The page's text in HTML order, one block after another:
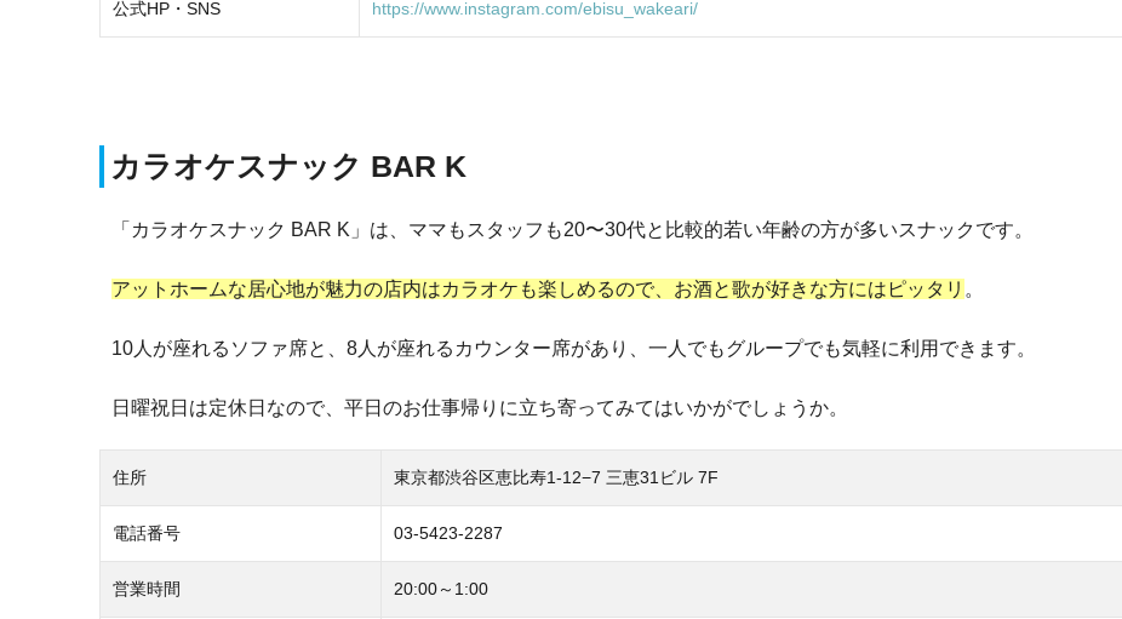
公式HP・SNS https://www.instagram.com/ebisu_wakeari/
カラオケスナック BAR K
「カラオケスナック BAR K」は、ママもスタッフも20〜30代と比較的若い年齢の方が多いスナックです。
アットホームな居心地が魅力の店内はカラオケも楽しめるので、お酒と歌が好きな方にはピッタリ 。
10人が座れるソファ席と、8人が座れるカウンター席があり、一人でもグループでも気軽に利用できます。
日曜祝日は定休日なので、平日のお仕事帰りに立ち寄ってみてはいかがでしょうか。
住所 東京都渋谷区恵比寿1-12−7 三恵31ビル 7F
電話番号 03-5423-2287
営業時間 20:00～1:00